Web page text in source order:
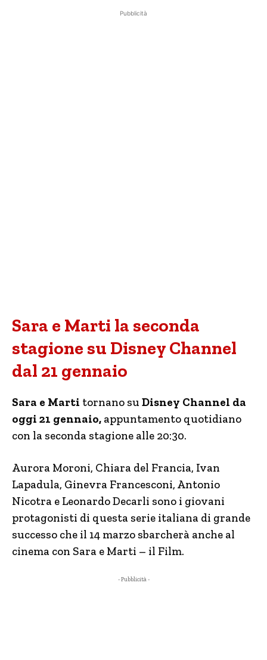
Pubblicità
Sara e Marti la seconda
stagione su Disney Channel
dal 21 gennaio
Sara e Marti tornano su Disney Channel da
oggi 21 gennaio, appuntamento quotidiano
con la seconda stagione alle 20:30.
Aurora Moroni, Chiara del Francia, Ivan
Lapadula, Ginevra Francesconi, Antonio
Nicotra e Leonardo Decarli sono i giovani
protagonisti di questa serie italiana di grande
successo che il 14 marzo sbarcherà anche al
cinema con Sara e Marti – il Film.
- Pubblicità -